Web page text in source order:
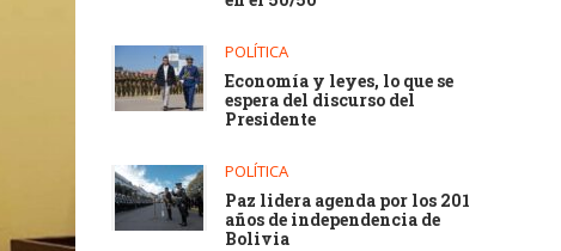
POLÍTICA
Economía y leyes, lo que se
espera del discurso del
Presidente
POLÍTICA
Paz lidera agenda por los 201
años de independencia de
Bolivia